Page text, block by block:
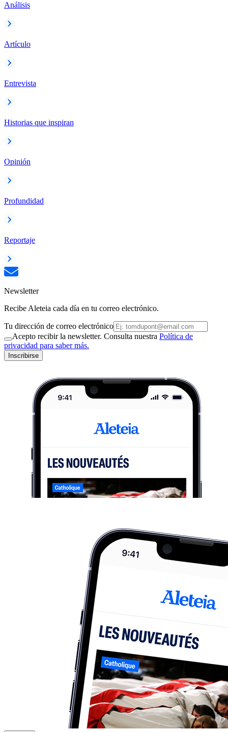
Análisis
Artículo
Entrevista
Historias que inspiran
Opinión
Profundidad
Reportaje
Newsletter
Recibe Aleteia cada día en tu correo electrónico.
Tu dirección de correo electrónico
Acepto recibir la newsletter. Consulta nuestra Política de
privacidad para saber más.
Inscribirse